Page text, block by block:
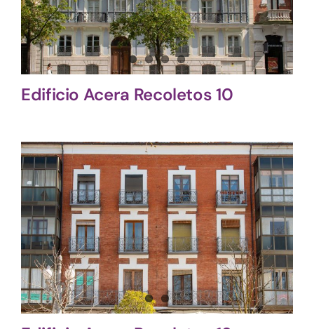
Edificio Acera Recoletos 10